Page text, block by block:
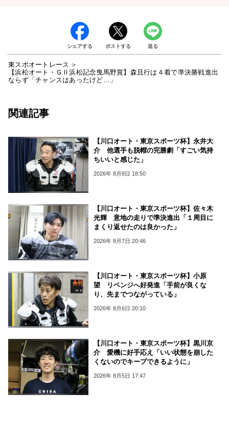
シェアする ポストする 送る
東スポオートレース
【浜松オート・ＧⅡ浜松記念曳馬野賞】森且行は４着で準決勝戦進出
ならず「チャンスはあったけど…」
関連記事
【川口オート・東京スポーツ杯】永井大
介 他選手も脱帽の完勝劇「すごい気持
ちいいと感じた」
2026年 8月8日 18:50
【川口オート・東京スポーツ杯】佐々木
光輝 意地の走りで準決進出「１周目に
まくり返せたのは良かった」
2026年 8月7日 20:46
【川口オート・東京スポーツ杯】小原
望 リベンジへ好発進「手前が良くな
り、先までつながっている」
2026年 8月6日 20:10
【川口オート・東京スポーツ杯】黒川京
介 愛機に好手応え「いい状態を崩した
くないのでキープできるように」
2026年 8月5日 17:47